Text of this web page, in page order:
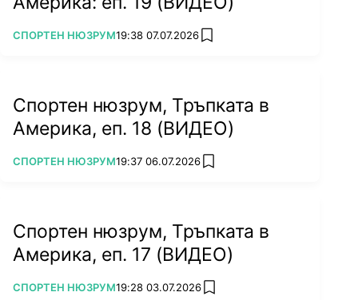
ПОВЕЧЕ ОТ
СПОРТЕН НЮЗРУМ19:38 07.07.2026 add favorites
Спортен нюзрум, Тръпката в
Америка, еп. 18 (ВИДЕО)
ПОВЕЧЕ ОТ
СПОРТЕН НЮЗРУМ19:37 06.07.2026 add favorites
Спортен нюзрум, Тръпката в
Америка, еп. 17 (ВИДЕО)
ПОВЕЧЕ ОТ
СПОРТЕН НЮЗРУМ19:28 03.07.2026 add favorites